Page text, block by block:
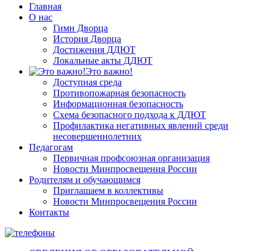
Главная
О нас
Гимн Дворца
История Дворца
Достижения ДДЮТ
Локальные акты ДДЮТ
Это важно!
Доступная среда
Противопожарная безопасность
Информационная безопасность
Схема безопасного подхода к ДДЮТ
Профилактика негативных явлений среди
несовершеннолетних
Педагогам
Первичная профсоюзная организация
Новости Минпросвещения России
Родителям и обучающимся
Приглашаем в коллективы
Новости Минпросвещения России
Контакты